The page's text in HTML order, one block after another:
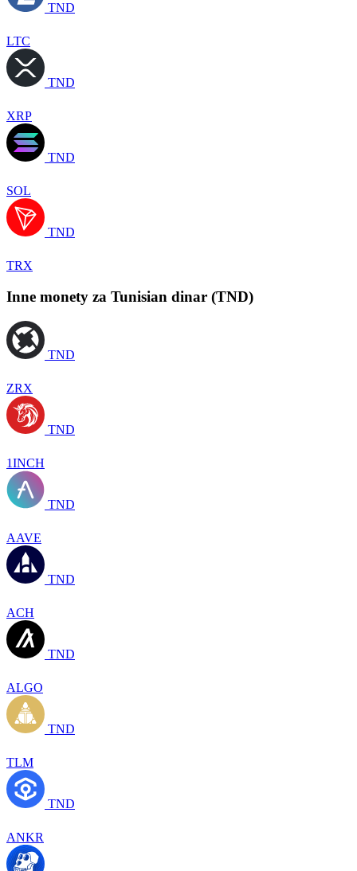
TND
LTC
TND
XRP
TND
SOL
TND
TRX
Inne monety za Tunisian dinar (TND)
TND
ZRX
TND
1INCH
TND
AAVE
TND
ACH
TND
ALGO
TND
TLM
TND
ANKR